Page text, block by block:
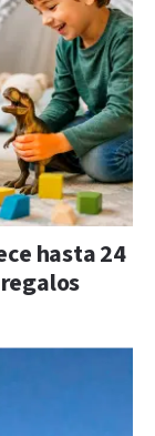
hasta 24